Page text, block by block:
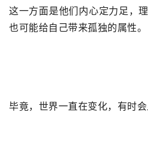
这一方面是他们内心定力足，
也可能给自己带来孤独的属性。
毕竟，世界一直在变化，有时会